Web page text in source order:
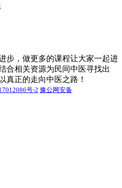
步，做更多的课程让大家一起进
合相关资源为民间中医寻找出
真正的走向中医之路！
号-2 豫公网安备